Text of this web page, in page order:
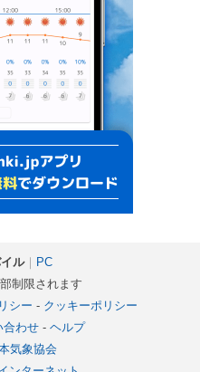
ル｜
PC
制限されます
シー - クッキーポリシー
合わせ- ヘルプ
気象協会